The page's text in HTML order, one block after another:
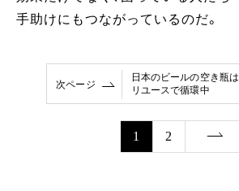
手助けにもつながっているのだ。
次ページ
日本のビールの空き瓶
リユースで循環中
1 2